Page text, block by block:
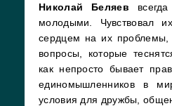
Николай Беляев
молодыми. Чувствовал
сердцем на их проблемы,
вопросы, которые
как непросто бывает
единомышленников в
условия для дружбы,